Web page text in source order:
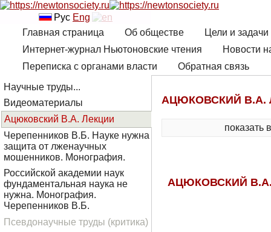
Рус Eng
Главная страница
Об обществе
Цели и
Интернет-журнал Ньютоновские чтения
Новости
Переписка с органами власти
Обратная связь
АЦЮКОВСКИЙ В.А.
показать
АЦЮКОВСКИЙ
Научные труды...
Видеоматериалы
Ацюковский В.А. Лекции
Черепенников В.Б. Науке нужна
защита от лженаучных
мошенников. Монография.
Российской академии наук
фундаментальная наука не
нужна. Монография.
Черепенников В.Б.
Псевдонаучные труды (критика)